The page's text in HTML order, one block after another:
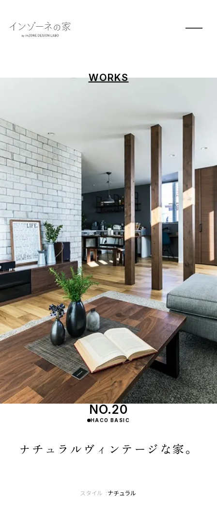
WORKS
NO.20
HACO BASIC
ナチュラルヴィンテージな家。
スタイル :ナチュラル